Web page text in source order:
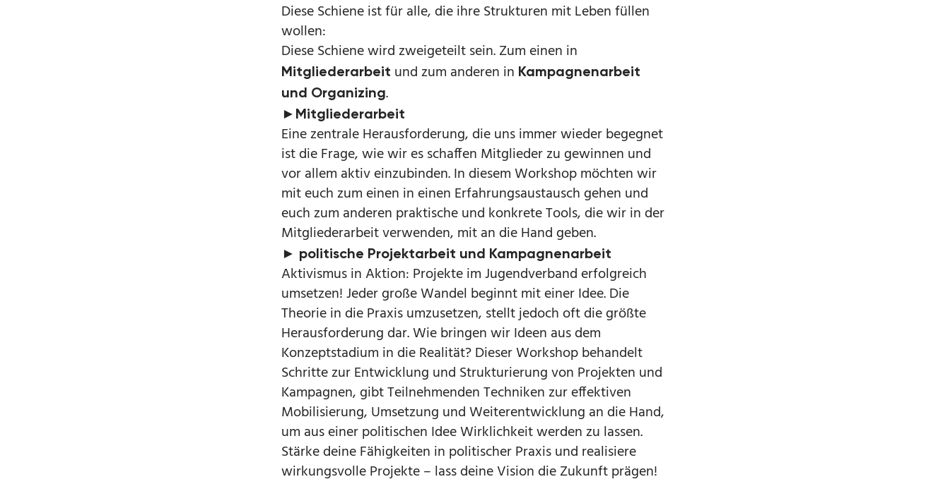
Diese Schiene ist für alle, die ihre Strukturen mit Leben füllen
wollen:
Diese Schiene wird zweigeteilt sein. Zum einen in
Mitgliederarbeit und zum anderen in Kampagnenarbeit
und Organizing.
►Mitgliederarbeit
Eine zentrale Herausforderung, die uns immer wieder begegnet
ist die Frage, wie wir es schaffen Mitglieder zu gewinnen und
vor allem aktiv einzubinden. In diesem Workshop möchten wir
mit euch zum einen in einen Erfahrungsaustausch gehen und
euch zum anderen praktische und konkrete Tools, die wir in der
Mitgliederarbeit verwenden, mit an die Hand geben.
► politische Projektarbeit und Kampagnenarbeit
Aktivismus in Aktion: Projekte im Jugendverband erfolgreich
umsetzen! Jeder große Wandel beginnt mit einer Idee. Die
Theorie in die Praxis umzusetzen, stellt jedoch oft die größte
Herausforderung dar. Wie bringen wir Ideen aus dem
Konzeptstadium in die Realität? Dieser Workshop behandelt
Schritte zur Entwicklung und Strukturierung von Projekten und
Kampagnen, gibt Teilnehmenden Techniken zur effektiven
Mobilisierung, Umsetzung und Weiterentwicklung an die Hand,
um aus einer politischen Idee Wirklichkeit werden zu lassen.
Stärke deine Fähigkeiten in politischer Praxis und realisiere
wirkungsvolle Projekte – lass deine Vision die Zukunft prägen!